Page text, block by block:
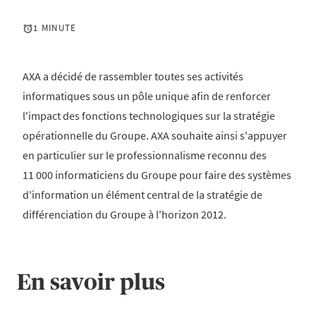
1 MINUTE
AXA a décidé de rassembler toutes ses activités
informatiques sous un pôle unique afin de renforcer
l'impact des fonctions technologiques sur la stratégie
opérationnelle du Groupe. AXA souhaite ainsi s'appuyer
en particulier sur le professionnalisme reconnu des
11 000 informaticiens du Groupe pour faire des systèmes
d'information un élément central de la stratégie de
différenciation du Groupe à l'horizon 2012.
En savoir plus